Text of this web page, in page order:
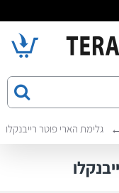
גלימת הארי פוטר רייבנקלו